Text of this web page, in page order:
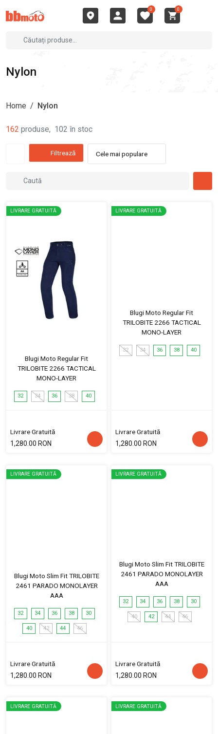
0 0
Nylon
Home / Nylon
162 produse, 102 în stoc
Filtrează Cele mai populare
LIVRARE GRATUITĂ
Blugi Moto Regular Fit
TRILOBITE 2266 TACTICAL
MONO-LAYER
32 34 36 38 40
Livrare Gratuită
1,280.00 RON
LIVRARE GRATUITĂ
Blugi Moto Regular Fit
TRILOBITE 2266 TACTICAL
MONO-LAYER
32 34 36 38 40
Livrare Gratuită
1,280.00 RON
LIVRARE GRATUITĂ
Blugi Moto Slim Fit TRILOBITE
2461 PARADO MONOLAYER
AAA
32 34 36 38 30
40 42 44 46
Livrare Gratuită
1,280.00 RON
LIVRARE GRATUITĂ
Blugi Moto Slim Fit TRILOBITE
2461 PARADO MONOLAYER
AAA
32 34 36 38 30
40 42 44 46
Livrare Gratuită
1,280.00 RON
LIVRARE GRATUITĂ LIVRARE GRATUITĂ